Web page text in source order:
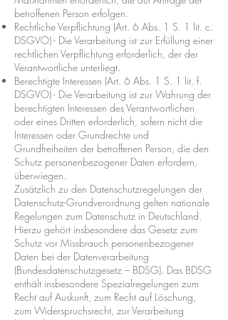
betroffenen Person erfolgen.
Rechtliche Verpflichtung (Art. 6 Abs. 1 S. 1 lit. c.
DSGVO) - Die Verarbeitung ist zur Erfüllung einer
rechtlichen Verpflichtung erforderlich, der der
Verantwortliche unterliegt.
Berechtigte Interessen (Art. 6 Abs. 1 S. 1 lit. f.
DSGVO) - Die Verarbeitung ist zur Wahrung der
berechtigten Interessen des Verantwortlichen
oder eines Dritten erforderlich, sofern nicht die
Interessen oder Grundrechte und
Grundfreiheiten der betroffenen Person, die den
Schutz personenbezogener Daten erfordern,
überwiegen.
Zusätzlich zu den Datenschutzregelungen der
Datenschutz-Grundverordnung gelten nationale
Regelungen zum Datenschutz in Deutschland.
Hierzu gehört insbesondere das Gesetz zum
Schutz vor Missbrauch personenbezogener
Daten bei der Datenverarbeitung
(Bundesdatenschutzgesetz – BDSG). Das BDSG
enthält insbesondere Spezialregelungen zum
Recht auf Auskunft, zum Recht auf Löschung,
zum Widerspruchsrecht, zur Verarbeitung